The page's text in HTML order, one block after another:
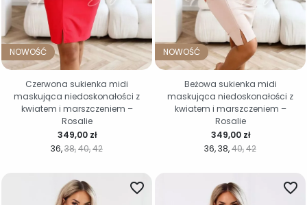
NOWOŚĆ
36 38 40 42
Cena
349,00 zł
Czerwona sukienka midi
maskująca niedoskonałości z
kwiatem i marszczeniem –
Rosalie
NOWOŚĆ
36 38 40 42
Cena
349,00 zł
Beżowa sukienka midi
maskująca niedoskonałości z
kwiatem i marszczeniem –
Rosalie
favorite_border favorite_border